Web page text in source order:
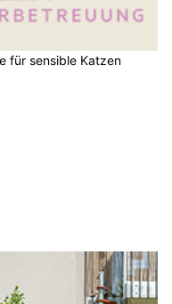
für sensible Katzen